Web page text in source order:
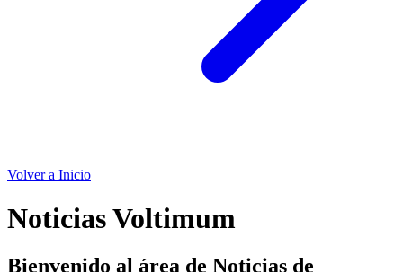
Volver a Inicio
Noticias Voltimum
Bienvenido al área de Noticias de